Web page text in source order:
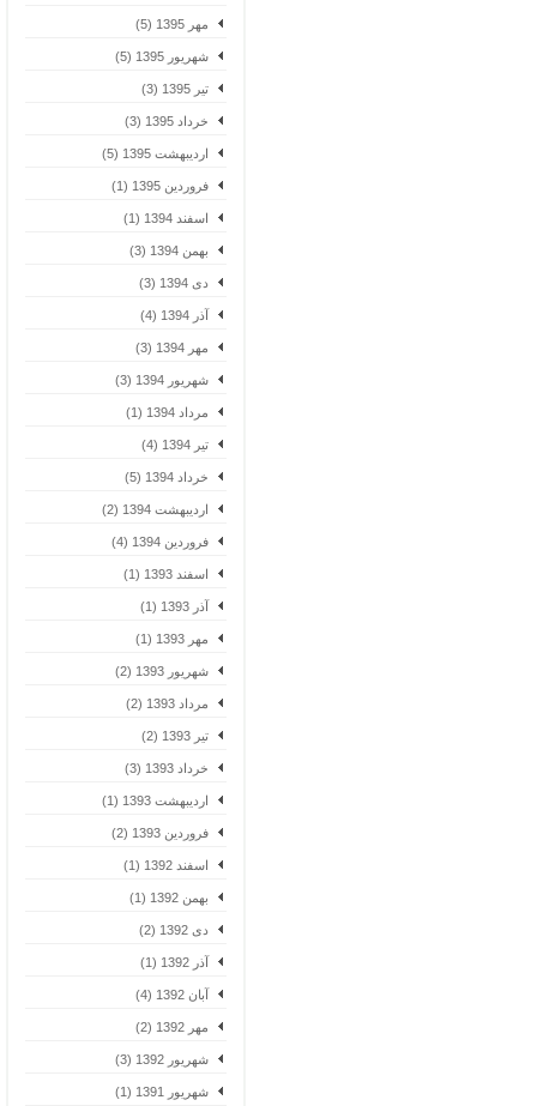
مهر 1395 (5)
شهریور 1395 (5)
تیر 1395 (3)
خرداد 1395 (3)
اردیبهشت 1395 (5)
فروردین 1395 (1)
اسفند 1394 (1)
بهمن 1394 (3)
دی 1394 (3)
آذر 1394 (4)
مهر 1394 (3)
شهریور 1394 (3)
مرداد 1394 (1)
تیر 1394 (4)
خرداد 1394 (5)
اردیبهشت 1394 (2)
فروردین 1394 (4)
اسفند 1393 (1)
آذر 1393 (1)
مهر 1393 (1)
شهریور 1393 (2)
مرداد 1393 (2)
تیر 1393 (2)
خرداد 1393 (3)
اردیبهشت 1393 (1)
فروردین 1393 (2)
اسفند 1392 (1)
بهمن 1392 (1)
دی 1392 (2)
آذر 1392 (1)
آبان 1392 (4)
مهر 1392 (2)
شهریور 1392 (3)
شهریور 1391 (1)